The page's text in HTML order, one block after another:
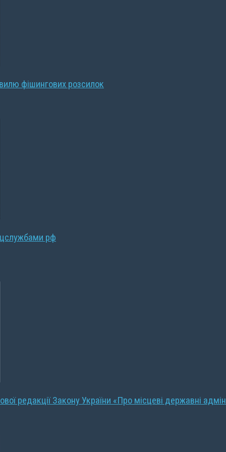
фішингових розсилок
рф
редакції Закону України «Про місцеві державні